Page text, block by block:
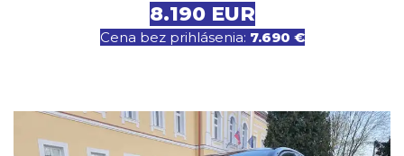
8.190 EUR
Cena bez prihlásenia: 7.690 €